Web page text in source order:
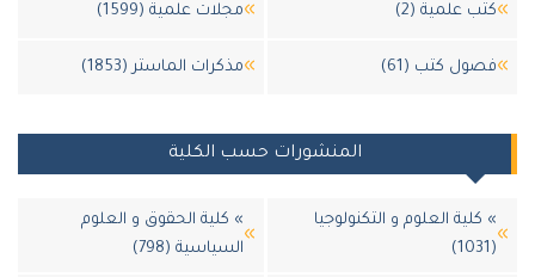
علمية (2) مجلات علمية (1599)
كتب (61) مذكرات الماستر (1853)
المنشورات حسب الكلية
العلوم و التكنولوجيا
» كلية الحقوق و العلوم
السياسية (798)